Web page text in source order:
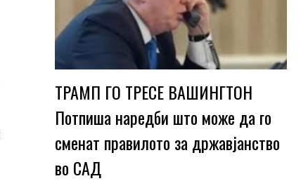
ТРАМП ГО ТРЕСЕ ВАШИНГТОН
Потпиша наредби што може да го
сменат правилото за државјанство
во САД